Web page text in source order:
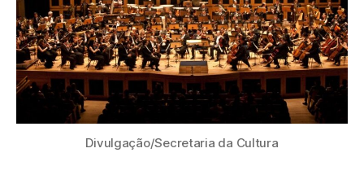
Divulgação/Secretaria da Cultura